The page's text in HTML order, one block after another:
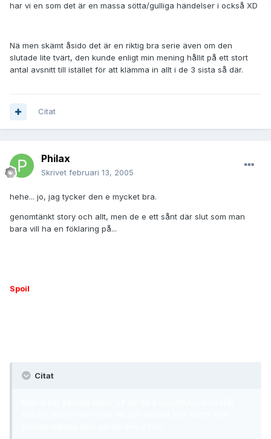
har vi en som det är en massa sötta/gulliga händelser i också XD
Nä men skämt åsido det är en riktig bra serie även om den
slutade lite tvärt, den kunde enligt min mening hållit på ett stort
antal avsnitt till istället för att klämma in allt i de 3 sista så där.
Citat
Philax
Skrivet februari 13, 2005
hehe... jo, jag tycker den e mycket bra.
genomtänkt story och allt, men de e ett sånt där slut som man
bara vill ha en föklaring på...
Spoil
Citat